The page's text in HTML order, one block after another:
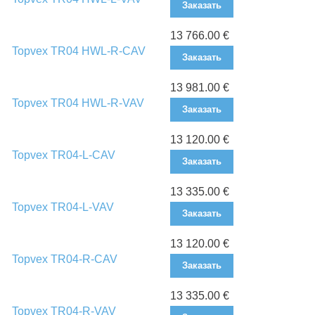
Заказать
Topvex TR04 HWL-R-CAV
13 766.00 €
Заказать
Topvex TR04 HWL-R-VAV
13 981.00 €
Заказать
Topvex TR04-L-CAV
13 120.00 €
Заказать
Topvex TR04-L-VAV
13 335.00 €
Заказать
Topvex TR04-R-CAV
13 120.00 €
Заказать
Topvex TR04-R-VAV
13 335.00 €